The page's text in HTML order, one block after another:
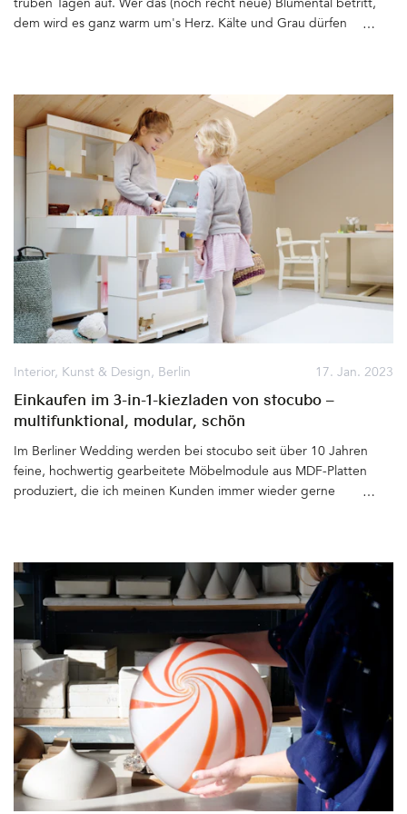
trüben Tagen auf. Wer das (noch recht neue) Blumental betritt,
dem wird es ganz warm um's Herz. Kälte und Grau dürfen
zu. Das kommt sicher daher, dass die Inhaber Simon Staudigl und
Max Kocher, Betriebsleiter Dominik Schäffer und die Kreativen
Tobi Frank und Alessa Flemming, Freunde seit (ober)bayerischen
Kindertagen sind. Der Wunsch der Gastronomen, Köchinnen,
Konditorinnen und DesignerInnen, zusammen etwas Gutes und
Schönes auf die Beine zu stellen, gelingt ihnen mit der Eröffnung
ihres gemeinsamen Projekts in einem alten Berliner
Backsteingebäude, dem Blumental&hellip
17. Jan. 2023
Interior, Kunst & Design, Berlin
Einkaufen im 3-in-1-kiezladen von stocubo –
multifunktional, modular, schön
Im Berliner Wedding werden bei stocubo seit über 10 Jahren
feine, hochwertig gearbeitete Möbelmodule aus MDF-Platten
produziert, die ich meinen Kunden immer wieder gerne
Bücher- oder Flurregal, Sideboard oder Sitzbank mit Türen oder
Schubladen, als Rollcontainer für das Büro oder als Nachttisch.
Die Cubes werden aus der Manufaktur direkt zum Kunden
geliefert und müssen dort nur noch gestapelt und mit
Verbindungsklammern (aus Kunststoff oder Alu) oder
Wandschienen fixiert werden. Neu im Sortiment ist der 3-in-1-
kiezladen. Ein Kinderspielzeug und -möbelstück, das sich im
Handumdrehen vom Kaufladen in eine Spielküche und später,
wenn die Kinder größer werden, in ein Wandregal verwandeln
lässt. Ein Produkt, drei Einsatzmöglichkeiten. Der kiezladen
besteht aus Cubes mit 17,8 cm Tiefe und beansprucht somit nur
wenig Platz. Der Clou – und daher besonders nachhaltig – die